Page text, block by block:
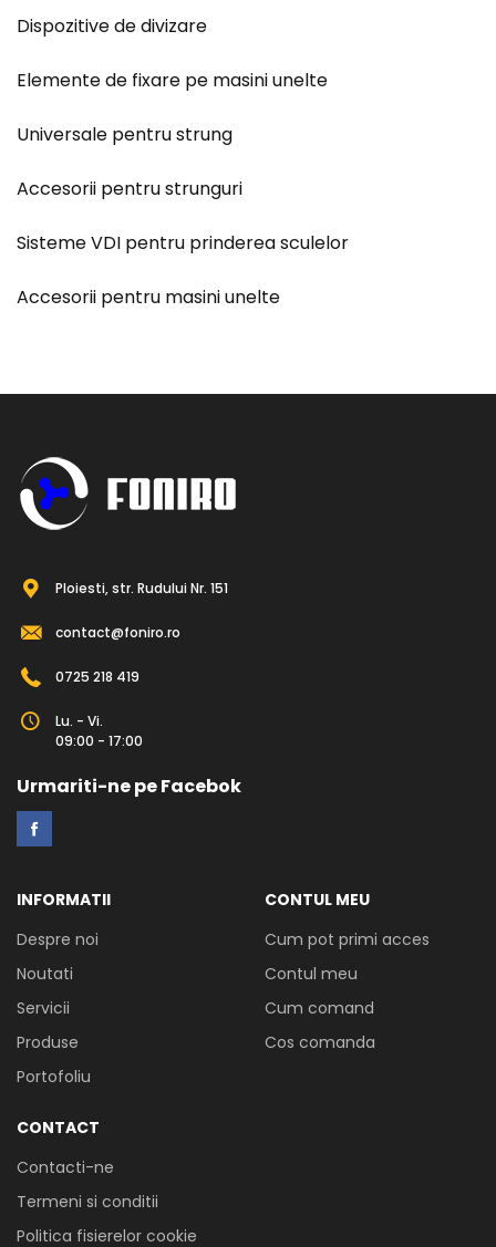
Dispozitive de divizare
Elemente de fixare pe masini unelte
Universale pentru strung
Accesorii pentru strunguri
Sisteme VDI pentru prinderea sculelor
Accesorii pentru masini unelte
Ploiesti, str. Rudului Nr. 151
contact@foniro.ro
0725 218 419
Lu. - Vi.
09:00 - 17:00
Urmariti-ne pe Facebok
INFORMATII
Despre noi
Noutati
Servicii
Produse
Portofoliu
CONTUL MEU
Cum pot primi acces
Contul meu
Cum comand
Cos comanda
CONTACT
Contacti-ne
Termeni si conditii
Politica fisierelor cookie